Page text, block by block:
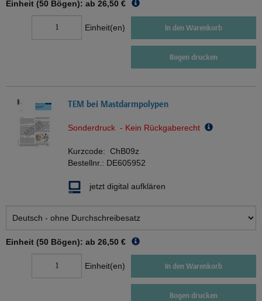
Einheit (50 Bögen): ab 26,50 €
Einheit(en) In den Warenkorb
Bogen drucken
TEM bei Mastdarmpolypen
Sonderdruck - Kein Rückgaberecht
Kurzcode: ChB09z
Bestellnr.: DE605952
jetzt digital aufklären
Einheit (50 Bögen): ab 26,50 €
Einheit(en) In den Warenkorb
Bogen drucken